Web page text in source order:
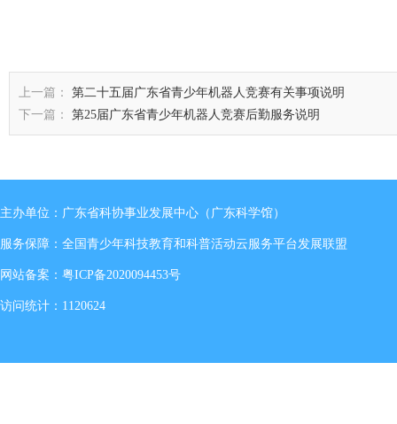
上一篇：
第二十五届广东省青少年机器人竞赛有关事项说明
下一篇：
第25届广东省青少年机器人竞赛后勤服务说明
主办单位：广东省科协事业发展中心（广东科学馆）
服务保障：全国青少年科技教育和科普活动云服务平台发展联盟
网站备案： 粤ICP备2020094453号
访问统计：1120624